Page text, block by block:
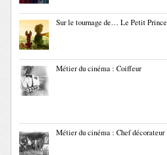
Sur le tournage de… Le Petit Prince
Métier du cinéma : Coiffeur
Métier du cinéma : Chef décorateur